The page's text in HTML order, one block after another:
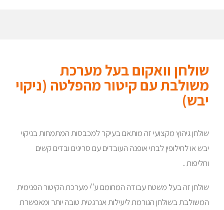
שולחן וואקום בעל מערכת
משולבת עם קיטור מהפלטה (ניקוי
יבש)
שולחן גיהוץ מקצועי זה מותאם בעיקר למכבסות המתמחות בניקוי
יבש או לחילופין לבתי אופנה העובדים עם סריגים ובדים קשים
וחליפות .
שולחן זה בעל משטח עבודה המחומם ע"י מערכת הקיטור הפנימית
המשולבת בשולחן הגורמת ליעילות אנרגטית טובה יותר ומאפשרת